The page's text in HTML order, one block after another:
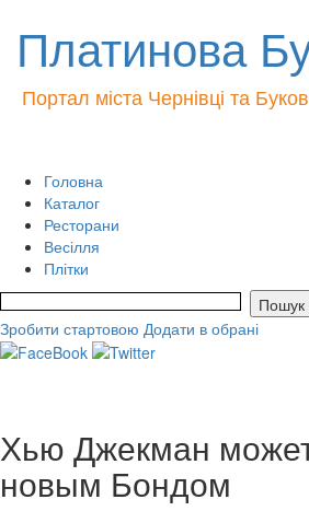
Платинова
Портал міста Чернівці та
Головна
Каталог
Ресторани
Весілля
Плітки
Зробити стартовою Додати в обрані
Хью Джекман
новым Бондом